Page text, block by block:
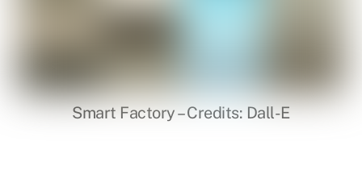
Smart Factory – Credits: Dall-E